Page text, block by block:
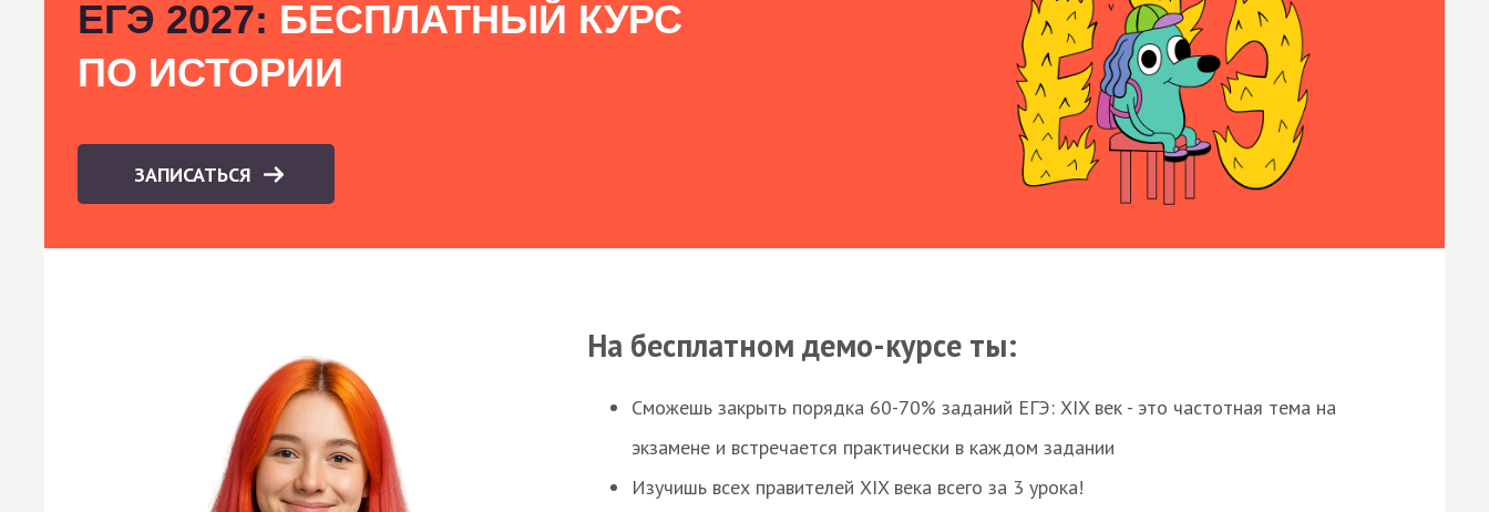
ЕГЭ 2027: БЕСПЛАТНЫЙ КУРС
ПО ИСТОРИИ
ЗАПИСАТЬСЯ
На бесплатном демо-курсе ты:
Сможешь закрыть порядка 60-70% заданий ЕГЭ: XIX век - это частотная тема на
экзамене и встречается практически в каждом задании
Изучишь всех правителей XIX века всего за 3 урока!